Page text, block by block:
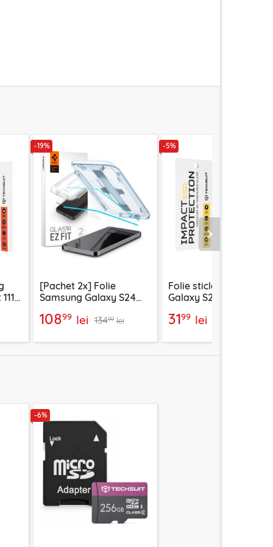
-19%
[Pachet 2x] Folie
Samsung Galaxy S24
transparenta
10899 lei 13499 lei
-5%
Folie sticla Samsung
Galaxy S24 Techsuit
3199 lei
-6%